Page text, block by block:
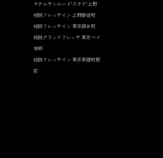
ホテルサンルート"ステラ"上野
相鉄フレッサイン 上野御徒町
相鉄フレッサイン 東京錦糸町
相鉄グランドフレッサ 東京ベイ
有明
相鉄フレッサイン 東京東陽町駅
前